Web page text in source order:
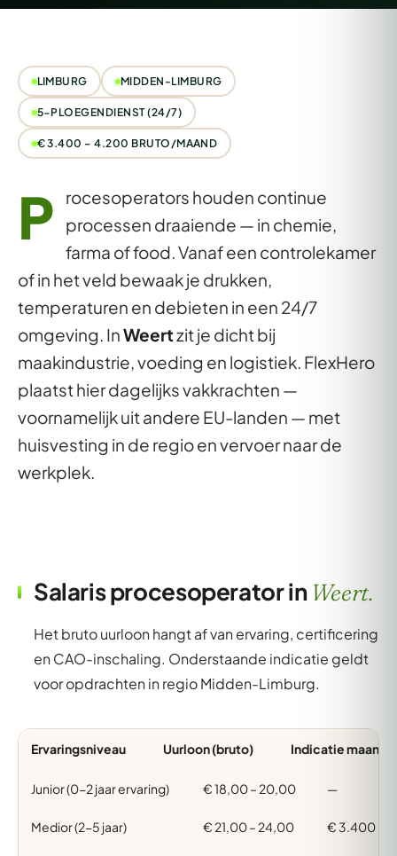
LIMBURG MIDDEN-LIMBURG
5-PLOEGENDIENST (24/7)
€ 3.400 – 4.200 BRUTO/MAAND
P
rocesoperators houden continue
processen draaiende — in chemie,
farma of food. Vanaf een controlekamer
of in het veld bewaak je drukken,
temperaturen en debieten in een 24/7
omgeving. InWeertzit je dicht bij
maakindustrie, voeding en logistiek. FlexHero
plaatst hier dagelijks vakkrachten —
voornamelijk uit andere EU-landen — met
huisvesting in de regio en vervoer naar de
werkplek.
Salaris procesoperator in Weert.
Het bruto uurloon hangt af van ervaring, certificering
en CAO-inschaling. Onderstaande indicatie geldt
voor opdrachten in regio Midden-Limburg.
Ervaringsniveau Uurloon (bruto) Indicatie maand
Junior (0-2 jaar ervaring) € 18,00 – 20,00 —
Medior (2-5 jaar) € 21,00 – 24,00 € 3.400 –